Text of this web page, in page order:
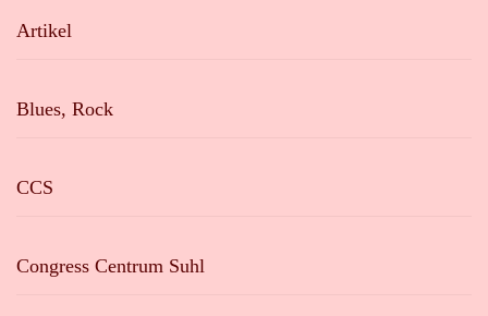
Artikel
Blues, Rock
CCS
Congress Centrum Suhl